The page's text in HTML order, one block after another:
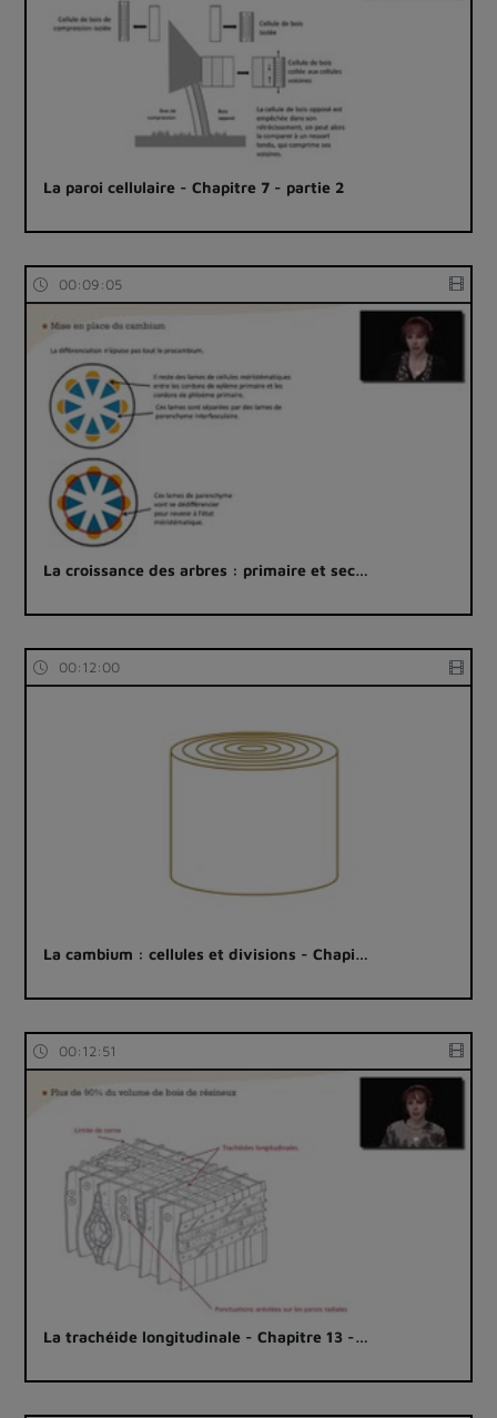
La paroi cellulaire - Chapitre 7 - partie 2
00:09:05
La croissance des arbres : primaire et sec…
00:12:00
La cambium : cellules et divisions - Chapi…
00:12:51
La trachéide longitudinale - Chapitre 13 -…